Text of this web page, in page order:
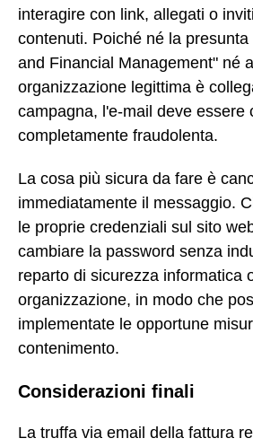
interagire con link, allegati o
contenuti. Poiché né la
and Financial Management" né
organizzazione legittima è
campagna, l'e-mail deve essere
completamente fraudolenta.
La cosa più sicura da fare è
immediatamente il messaggio.
le proprie credenziali sul sito
cambiare la password senza
reparto di sicurezza informatica
organizzazione, in modo che
implementate le opportune
contenimento.
Considerazioni finali
La truffa via email della fattura